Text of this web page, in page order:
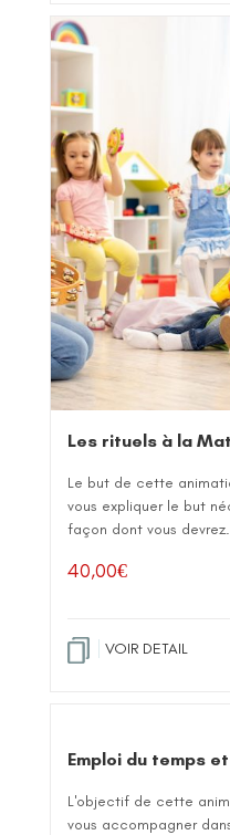
Les rituels à la
Le but de cette
vous expliquer le but
façon dont vous
40,00€
VOIR DETAIL
Emploi du temps
L'objectif de cette
vous accompagner